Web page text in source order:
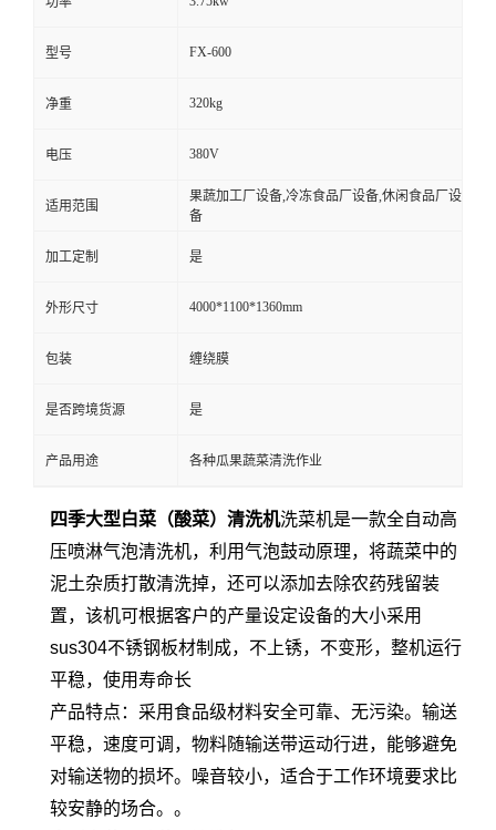
型号 FX-600
净重 320kg
电压 380V
适用范围
果蔬加工厂设备,冷冻食品厂设备,休闲食品厂设
备
加工定制 是
外形尺寸 4000*1100*1360mm
包装 缠绕膜
是否跨境货源 是
产品用途 各种瓜果蔬菜清洗作业
四季大型白菜（酸菜）清洗机洗菜机是一款全自动高
压喷淋气泡清洗机，利用气泡鼓动原理，将蔬菜中的
泥土杂质打散清洗掉，还可以添加去除农药残留装
置，该机可根据客户的产量设定设备的大小采用
sus304不锈钢板材制成，不上锈，不变形，整机运行
平稳，使用寿命长
产品特点：采用食品级材料安全可靠、无污染。输送
平稳，速度可调，物料随输送带运动行进，能够避免
对输送物的损坏。噪音较小，适合于工作环境要求比
较安静的场合。。